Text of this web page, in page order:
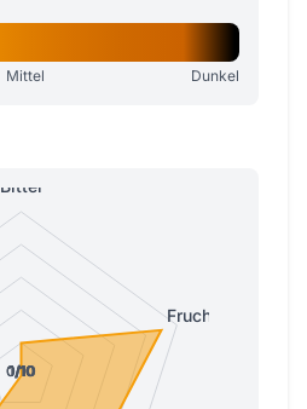
Mittel Dunkel
Bitter
Fruchtig
0/10
1/10
1/10
1/10
0/10